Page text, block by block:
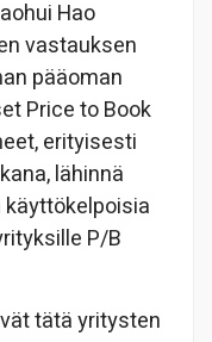
Hao
vastauksen
pääoman
Price to Book
erityisesti
lähinnä
P/B
tätä yritysten